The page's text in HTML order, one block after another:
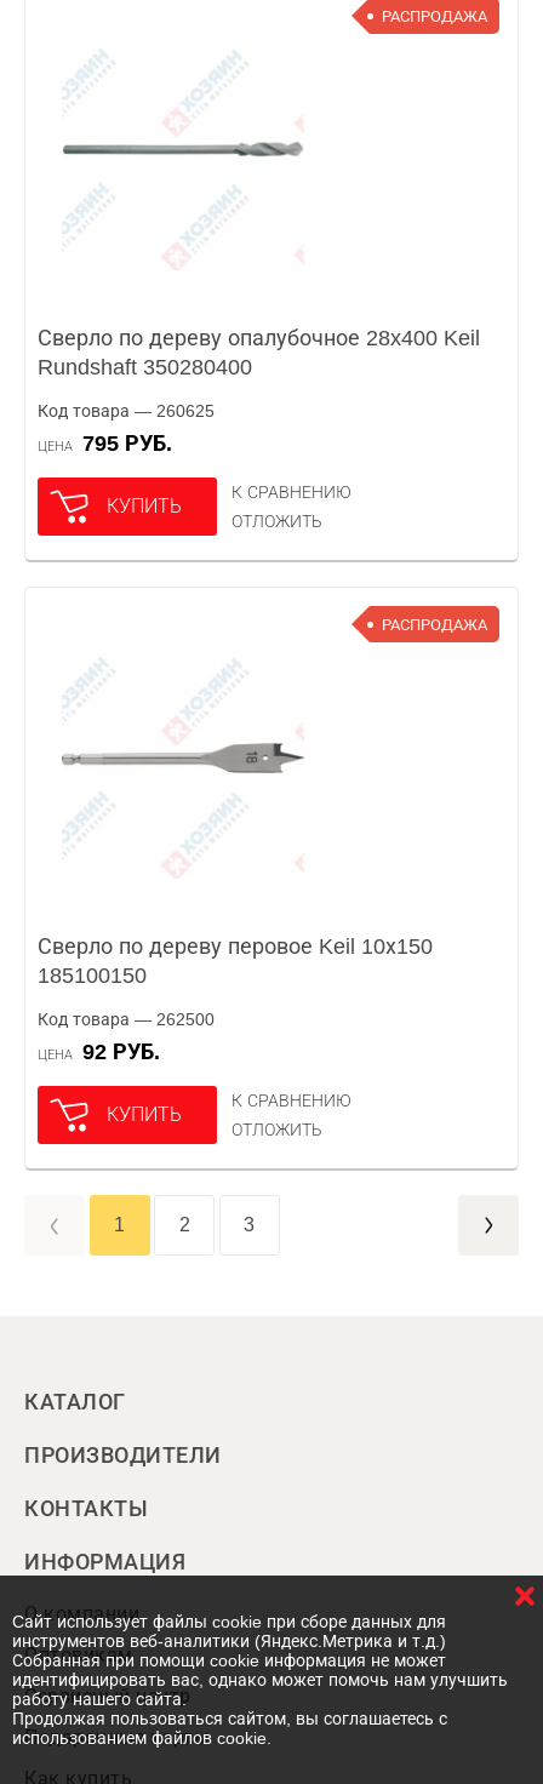
РАСПРОДАЖА
Сверло по дереву опалубочное 28x400 Keil
Rundshaft 350280400
Код товара — 260625
ЦЕНА 795 РУБ.
КУПИТЬ
К СРАВНЕНИЮ
ОТЛОЖИТЬ
РАСПРОДАЖА
Сверло по дереву перовое Keil 10х150
185100150
Код товара — 262500
ЦЕНА 92 РУБ.
КУПИТЬ
К СРАВНЕНИЮ
ОТЛОЖИТЬ
1 2 3
КАТАЛОГ
ПРОИЗВОДИТЕЛИ
КОНТАКТЫ
ИНФОРМАЦИЯ
О компании
Оптовикам
Сервисный центр
Подарочные карты
Как купить
Cайт использует файлы cookie при сборе данных для
инструментов веб-аналитики (Яндекс.Метрика и т.д.)
Собранная при помощи cookie информация не может
идентифицировать вас, однако может помочь нам улучшить
работу нашего сайта.
Продолжая пользоваться сайтом, вы соглашаетесь с
использованием файлов cookie.